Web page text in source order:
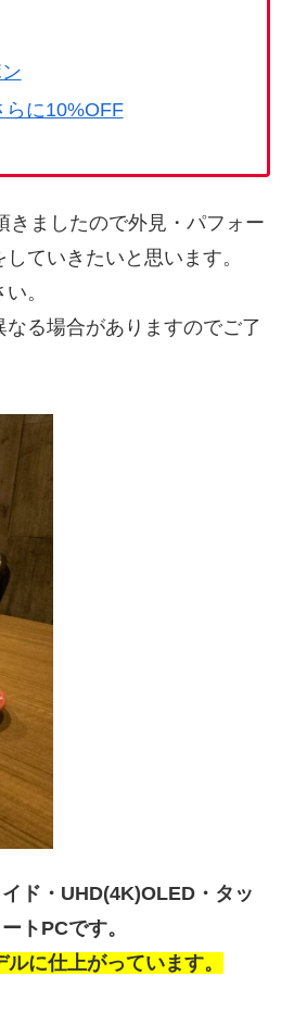
に10%OFF
きましたので外見・パフォー
ていきたいと思います。
。
る場合がありますのでご了
ド・UHD(4K)OLED・タッ
トPCです。
に仕上がっています。